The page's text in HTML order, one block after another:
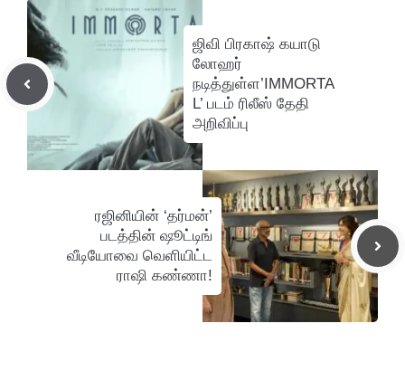
ஜிவி பிரகாஷ் கயாடு
லோஹர்
நடித்துள்ள’IMMORTA
L’ படம் ரிலீஸ் தேதி
அறிவிப்பு
ரஜினியின் ‘தர்மன்’
படத்தின் ஷூட்டிங்
வீடியோவை வெளியிட்ட
ராஷி கண்ணா!